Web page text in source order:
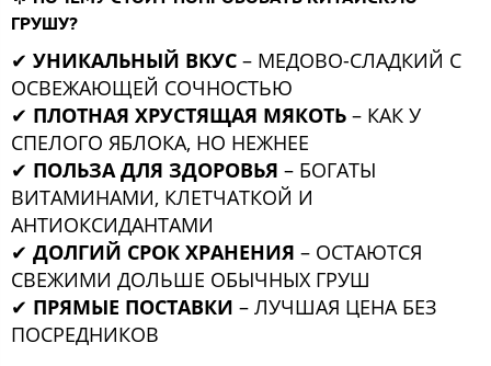
ГРУШУ?
✔ УНИКАЛЬНЫЙ ВКУС – МЕДОВО-СЛАДКИЙ С
ОСВЕЖАЮЩЕЙ СОЧНОСТЬЮ
✔ ПЛОТНАЯ ХРУСТЯЩАЯ МЯКОТЬ – КАК У
СПЕЛОГО ЯБЛОКА, НО НЕЖНЕЕ
✔ ПОЛЬЗА ДЛЯ ЗДОРОВЬЯ – БОГАТЫ
ВИТАМИНАМИ, КЛЕТЧАТКОЙ И
АНТИОКСИДАНТАМИ
✔ ДОЛГИЙ СРОК ХРАНЕНИЯ – ОСТАЮТСЯ
СВЕЖИМИ ДОЛЬШЕ ОБЫЧНЫХ ГРУШ
✔ ПРЯМЫЕ ПОСТАВКИ – ЛУЧШАЯ ЦЕНА БЕЗ
ПОСРЕДНИКОВ